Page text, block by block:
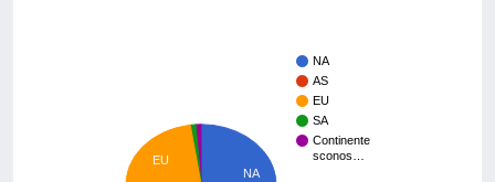
NA
AS
EU
SA
Continente
sconos…
NA
EU